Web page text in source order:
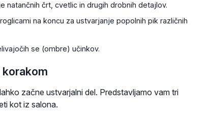
natančnih črt, cvetlic in drugih drobnih detajlov.
na koncu za ustvarjanje popolnih pik različnih
se (ombre) učinkov.
začne ustvarjalni del. Predstavljamo vam tri
kot iz salona.